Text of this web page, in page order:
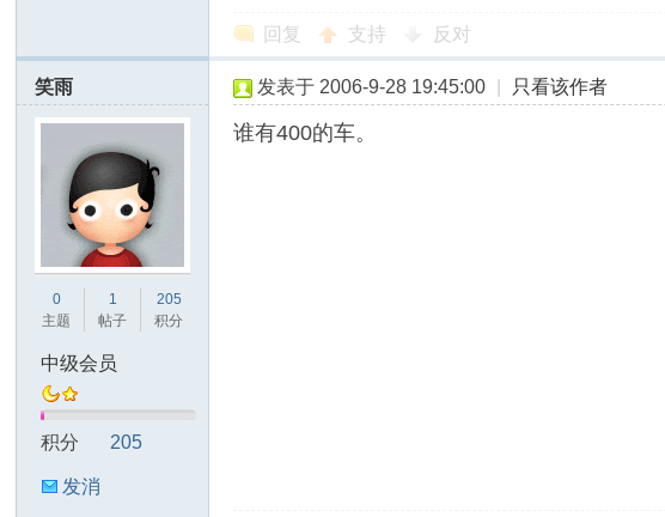
回复 支持 反对
笑雨
0
主题
1
帖子
205
积分
中级会员
积分 205
发消
发表于 2006-9-28 19:45:00 只看该作者
谁有400的车。